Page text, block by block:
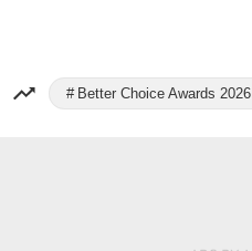
Better Choice Awards 2026